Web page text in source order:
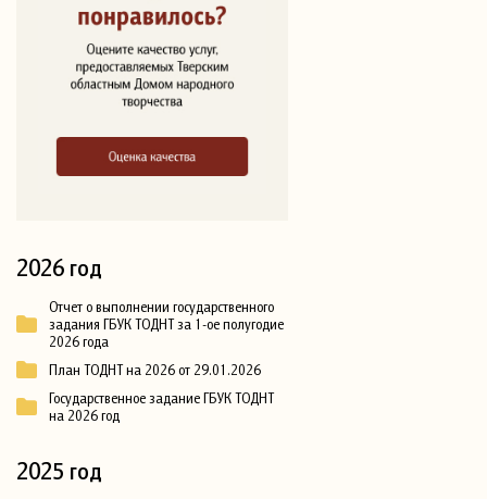
2026 год
Отчет о выполнении государственного
задания ГБУК ТОДНТ за 1-ое полугодие
2026 года
План ТОДНТ на 2026 от 29.01.2026
Государственное задание ГБУК ТОДНТ
на 2026 год
2025 год